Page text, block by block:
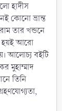
হাদীস
কোনো ভ্রান্ত
তার খন্ডনে
হয়ই আরো
আলোচ্য বইটি
মুহাম্মাদ
তিনি